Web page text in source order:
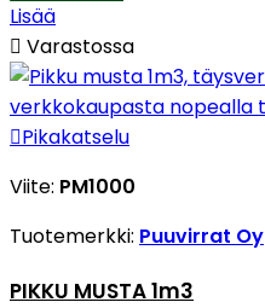
Lisää
 Varastossa
Pikakatselu
Viite: PM1000
Tuotemerkki: Puuvirrat Oy
PIKKU MUSTA 1m3